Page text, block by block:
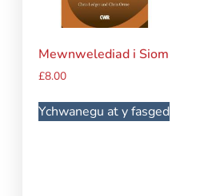
Mewnwelediad i Siom
£8.00
Ychwanegu at y fasged